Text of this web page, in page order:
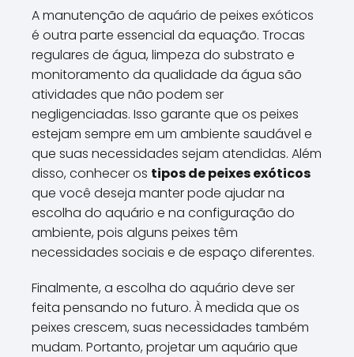
A manutenção de aquário de peixes exóticos
é outra parte essencial da equação. Trocas
regulares de água, limpeza do substrato e
monitoramento da qualidade da água são
atividades que não podem ser
negligenciadas. Isso garante que os peixes
estejam sempre em um ambiente saudável e
que suas necessidades sejam atendidas. Além
disso, conhecer os tipos de peixes exóticos
que você deseja manter pode ajudar na
escolha do aquário e na configuração do
ambiente, pois alguns peixes têm
necessidades sociais e de espaço diferentes.
Finalmente, a escolha do aquário deve ser
feita pensando no futuro. À medida que os
peixes crescem, suas necessidades também
mudam. Portanto, projetar um aquário que